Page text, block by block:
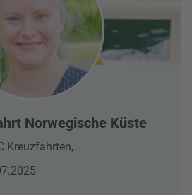
Norwegische Küste
Kreuzfahrten,